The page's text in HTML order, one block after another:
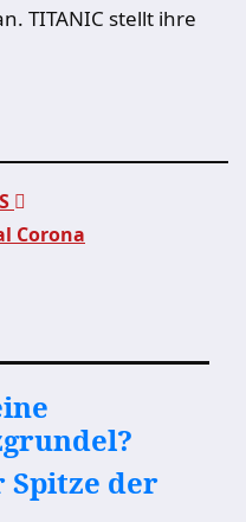
TITANIC stellt ihre
Corona
Spitze der